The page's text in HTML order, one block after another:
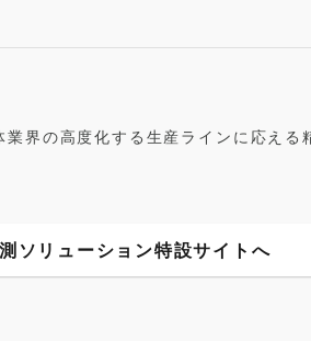
界の高度化する生産ラインに応える
ソリューション特設サイトへ